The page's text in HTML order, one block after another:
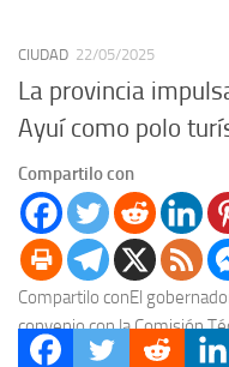
CIUDAD 22/05/2025
La provincia
Ayuí como polo
Compartilo con
Compartilo conEl
convenio con la Comisión
recuperación del Hotel Ayuí,